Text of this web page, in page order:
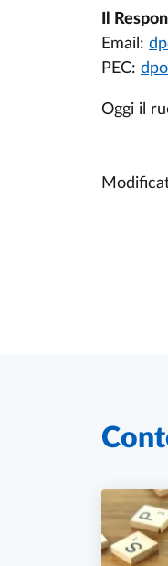
Il
Email:
PEC:
Oggi il